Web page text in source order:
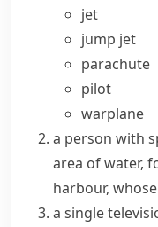
jet
jump jet
parachute
pilot
warplane
a person with
area of water,
harbour,
a single